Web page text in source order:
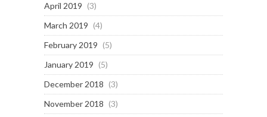
April 2019 (3)
March 2019 (4)
February 2019 (5)
January 2019 (5)
December 2018 (3)
November 2018 (3)